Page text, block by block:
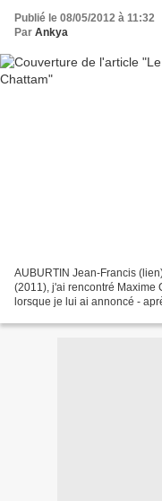
Publié le 08/05/2012 à 11:32
Par Ankya
AUBURTIN Jean-Francis
(2011), j'ai rencontré Maxime
lorsque je lui ai annoncé -